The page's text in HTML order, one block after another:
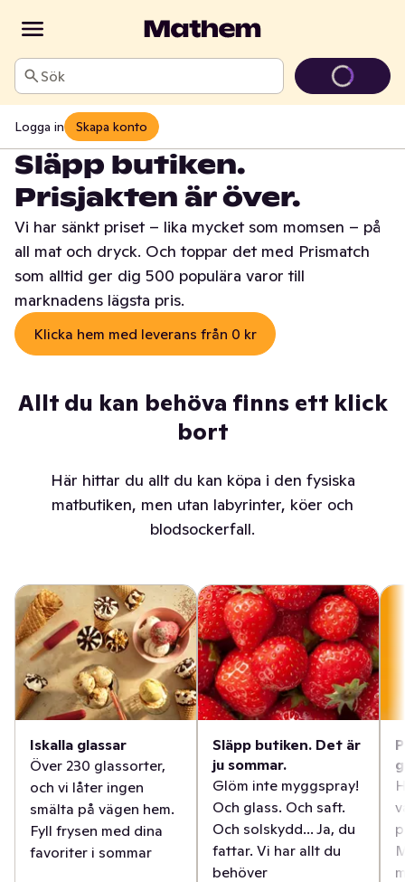
Sök
Logga in Skapa konto
Släpp butiken.
Prisjakten är över.
Vi har sänkt priset – lika mycket som momsen – på
all mat och dryck. Och toppar det med Prismatch
som alltid ger dig 500 populära varor till
marknadens lägsta pris.
Klicka hem med leverans från 0 kr
Allt du kan behöva finns ett klick
bort
Här hittar du allt du kan köpa i den fysiska
matbutiken, men utan labyrinter, köer och
blodsockerfall.
Iskalla glassar
Över 230 glassorter,
och vi låter ingen
smälta på vägen hem.
Fyll frysen med dina
favoriter i sommar
Släpp butiken. Det är
ju sommar.
Glöm inte myggspray!
Och glass. Och saft.
Och solskydd... Ja, du
fattar. Vi har allt du
behöver